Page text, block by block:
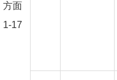
方面
1-17